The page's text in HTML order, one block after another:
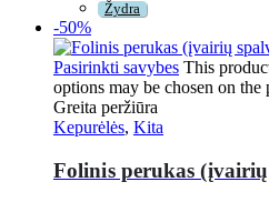
Žydra
-50%
Pasirinkti savybes This
options may be chosen on the
Greita peržiūra
Kepurėlės, Kita
Folinis perukas